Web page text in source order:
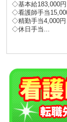
◇基本給183,000円
◇看護師手当
◇精勤手当4,000円
◇休日手当...